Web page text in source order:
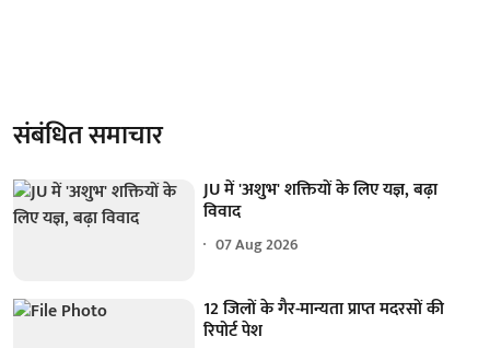
संबंधित समाचार
JU में 'अशुभ' शक्तियों के लिए यज्ञ, बढ़ा
विवाद
07 Aug 2026
12 जिलों के गैर-मान्यता प्राप्त मदरसों की
रिपोर्ट पेश